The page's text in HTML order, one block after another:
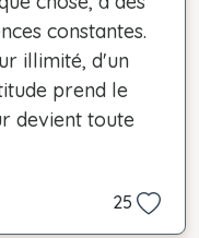
constantes.
illimité, d'un
prend le
devient toute
25